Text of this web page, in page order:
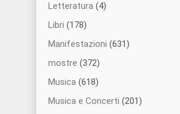
Letteratura (4)
Libri (178)
Manifestazioni (631)
mostre (372)
Musica (618)
Musica e Concerti (201)